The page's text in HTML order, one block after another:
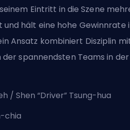
Eintritt in die Szene
hält eine hohe Gewinnrate
Ansatz kombiniert Disziplin
der spannendsten Teams in der
/ Shen “Driver” Tsung-hua
chia